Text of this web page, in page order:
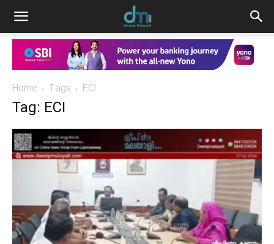
Home Tags ECI
Tag: ECI